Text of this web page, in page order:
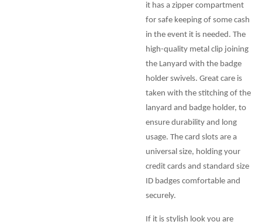
it has a zipper compartment
for safe keeping of some cash
in the event it is needed. The
high-quality metal clip joining
the Lanyard with the badge
holder swivels. Great care is
taken with the stitching of the
lanyard and badge holder, to
ensure durability and long
usage. The card slots are a
universal size, holding your
credit cards and standard size
ID badges comfortable and
securely.
If it is stylish look you are